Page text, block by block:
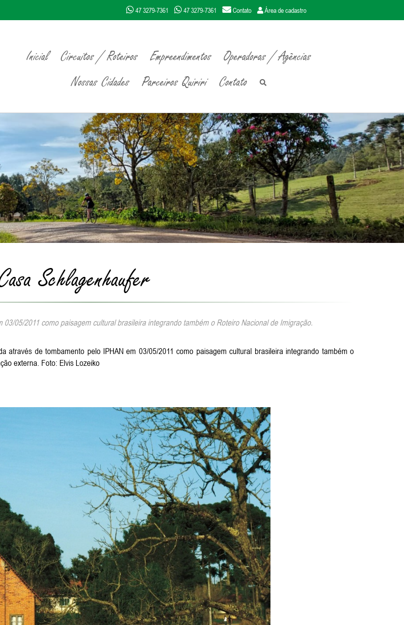
47 3279-7361 47 3279-7361 Contato Área de cadastro
Inicial Circuitos / Roteiros Empreendimentos
Operadoras / Agências
Nossas Cidades
Parceiros Quiriri Contato
Schlagenhaufer
05/2011 como paisagem cultural brasileira integrando também o Roteiro Nacional de Imigração.
através de tombamento pelo IPHAN em 03/05/2011 como paisagem cultural brasileira integrando também o
externa. Foto: Elvis Lozeiko